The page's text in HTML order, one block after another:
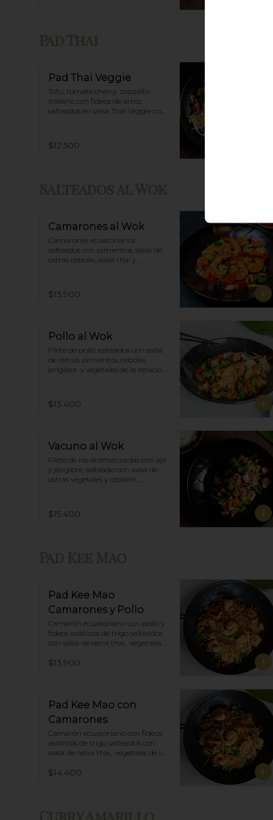
Pad Thai Veggie
Tofu, tomate cherry, zapallito
italiano con fideos de arroz
salteados en salsa Thai Veggie con
$12.500
Salteados al Wok
Camarones al Wok
Camarones ecuatorianos
salteados con pimientos, salsa de
ostras cebolla, salsa thai y
$13.900
Pollo al Wok
Filete de pollo salteados con salsa
de ostras, pimientos, cebolla,
jengibre  y vegetales de la estación,
$13.400
Vacuno al Wok
Filete de res aromatizadas con ajó
y jengibre, salteado con salsa de
ostras vegetales y cebollín.
$15.400
Pad Kee Mao
Camarones y Pollo
Camarón ecuatoriano con pollo y
fideos asiáticos de trigo salteados
con salsa de ostra thai,  vegetales
$13.900
Pad Kee Mao con
Camarones
Camarón ecuatoriano con fideos
asiáticos de trigo salteados con
salsa de ostra thai,  vegetales de la
$14.400